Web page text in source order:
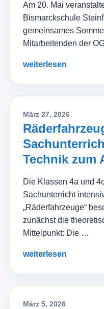
Am 20. Mai
Bismarckschule
gemeinsames
Mitarbeitenden der
weiterlesen
März 27, 2026
Technik zum
Die Klassen 4a und
Sachunterricht
„Räderfahrzeuge“
zunächst die
Mittelpunkt: Die …
weiterlesen
März 5, 2026